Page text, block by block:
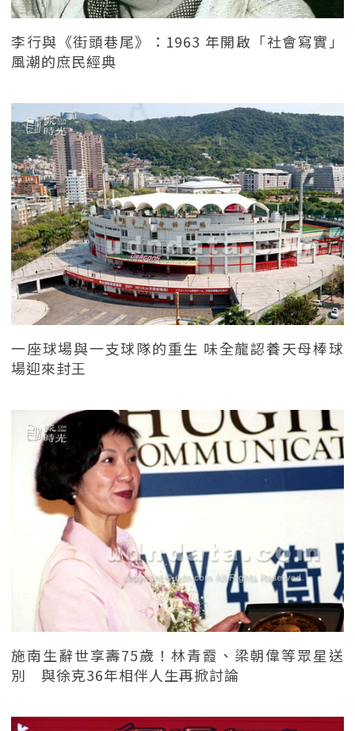
李行與《街頭巷尾》：1963 年開啟「社會寫實」
風潮的庶民經典
一座球場與一支球隊的重生 味全龍認養天母棒球
場迎來封王
施南生辭世享壽75歲！林青霞、梁朝偉等眾星送
別 與徐克36年相伴人生再掀討論